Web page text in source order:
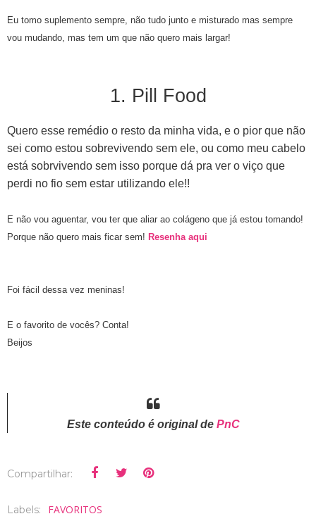
Eu tomo suplemento sempre, não tudo junto e misturado mas sempre
vou mudando, mas tem um que não quero mais largar!
1. Pill Food
Quero esse remédio o resto da minha vida, e o pior que não
sei como estou sobrevivendo sem ele, ou como meu cabelo
está sobrvivendo sem isso porque dá pra ver o viço que
perdi no fio sem estar utilizando ele!!
E não vou aguentar, vou ter que aliar ao colágeno que já estou tomando!
Porque não quero mais ficar sem! Resenha aqui
Foi fácil dessa vez meninas!
E o favorito de vocês? Conta!
Beijos
Este conteúdo é original de PnC
Compartilhar:
Labels: FAVORITOS